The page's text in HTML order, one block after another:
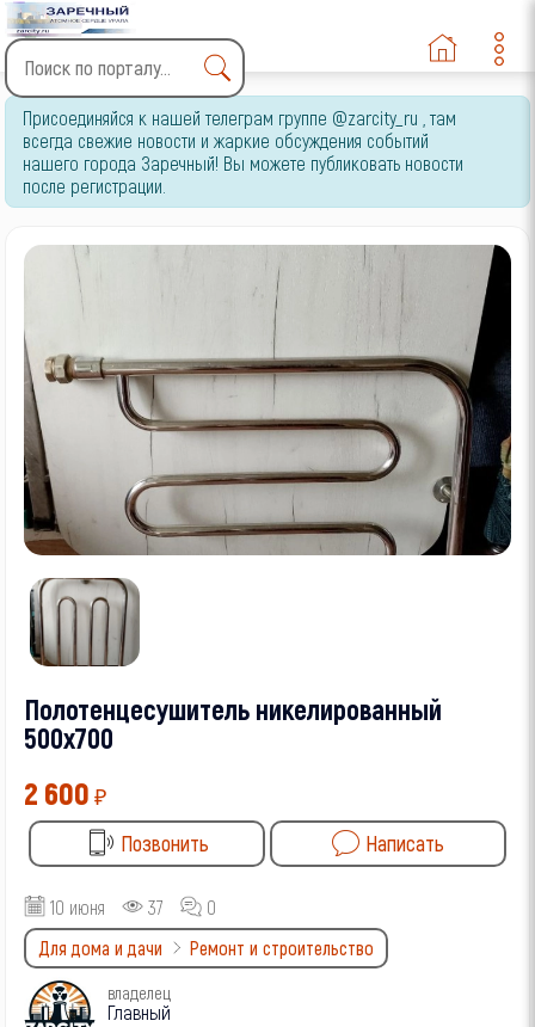
Type 2 or more characters
for results.
Присоединяйся к нашей телеграм группе @zarcity_ru , там
всегда свежие новости и жаркие обсуждения событий
нашего города Заречный! Вы можете публиковать новости
после регистрации.
Полотенцесушитель никелированный
500х700
2 600 ₽
Позвонить
Написать
10 июня 37
0
Для дома и дачи
Ремонт и строительство
владелец
Главный